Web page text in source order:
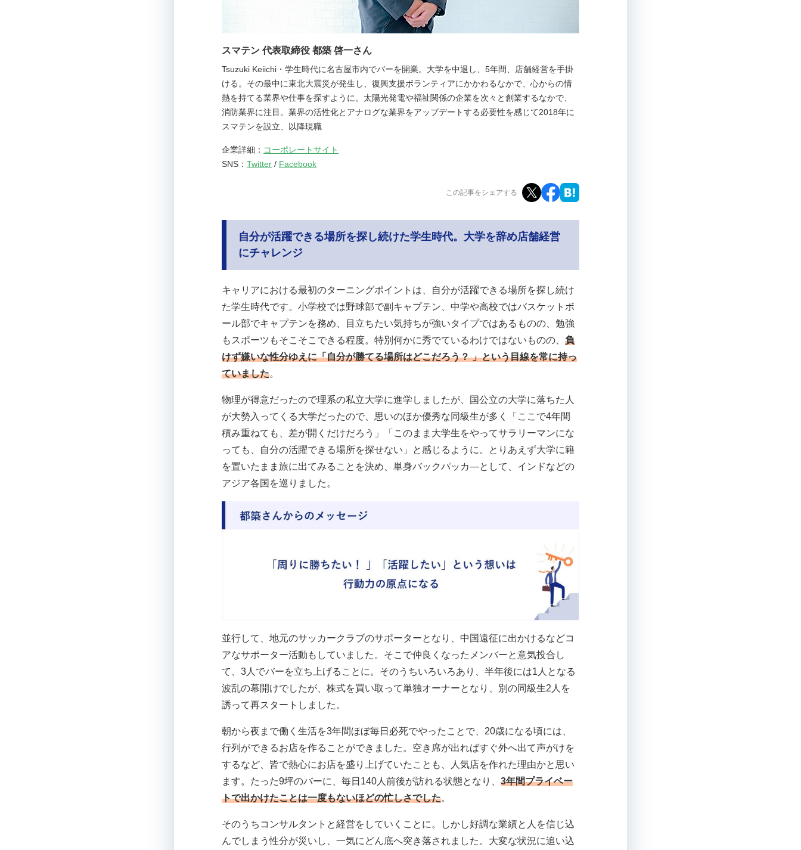
スマテン 代表取締役 都築 啓一さん
Tsuzuki Keiichi・学生時代に名古屋市内でバーを開業。大学を中退し、5年間、店舗経営を手掛
ける。その最中に東北大震災が発生し、復興支援ボランティアにかかわるなかで、心からの情
熱を持てる業界や仕事を探すように。太陽光発電や福祉関係の企業を次々と創業するなかで、
消防業界に注目。業界の活性化とアナログな業界をアップデートする必要性を感じて2018年に
スマテンを設立、以降現職
企業詳細： コーポレートサイト
SNS： Twitter / Facebook
この記事をシェアする
自分が活躍できる場所を探し続けた学生時代。大学を辞め店舗経営
にチャレンジ
キャリアにおける最初のターニングポイントは、自分が活躍できる場所を探し続け
た学生時代です。小学校では野球部で副キャプテン、中学や高校ではバスケットボ
ール部でキャプテンを務め、目立ちたい気持ちが強いタイプではあるものの、勉強
もスポーツもそこそこできる程度。特別何かに秀でているわけではないものの、 負
けず嫌いな性分ゆえに「自分が勝てる場所はどこだろう？ 」という目線を常に持っ
ていました。
物理が得意だったので理系の私立大学に進学しましたが、国公立の大学に落ちた人
が大勢入ってくる大学だったので、思いのほか優秀な同級生が多く「ここで4年間
積み重ねても、差が開くだけだろう」「このまま大学生をやってサラリーマンにな
っても、自分の活躍できる場所を探せない」と感じるように。とりあえず大学に籍
を置いたまま旅に出てみることを決め、単身バックパッカ―として、インドなどの
アジア各国を巡りました。
並行して、地元のサッカークラブのサポーターとなり、中国遠征に出かけるなどコ
アなサポーター活動もしていました。そこで仲良くなったメンバーと意気投合し
て、3人でバーを立ち上げることに。そのうちいろいろあり、半年後には1人となる
波乱の幕開けでしたが、株式を買い取って単独オーナーとなり、別の同級生2人を
誘って再スタートしました。
朝から夜まで働く生活を3年間ほぼ毎日必死でやったことで、20歳になる頃には、
行列ができるお店を作ることができました。空き席が出ればすぐ外へ出て声がけを
するなど、皆で熱心にお店を盛り上げていたことも、人気店を作れた理由かと思い
ます。たった9坪のバーに、毎日140人前後が訪れる状態となり、 3年間プライベー
トで出かけたことは一度もないほどの忙しさでした。
そのうちコンサルタントと経営をしていくことに。しかし好調な業績と人を信じ込
んでしまう性分が災いし、一気にどん底へ突き落されました。大変な状況に追い込